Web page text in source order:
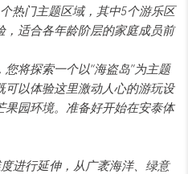
热门主题区域，其中5个游乐区
，适合各年龄阶层的家庭成员前
将探索一个以“海盗岛”为主题
以体验这里激动人心的游玩设
园环境。准备好开始在安泰体
进行延伸，从广袤海洋、绿意